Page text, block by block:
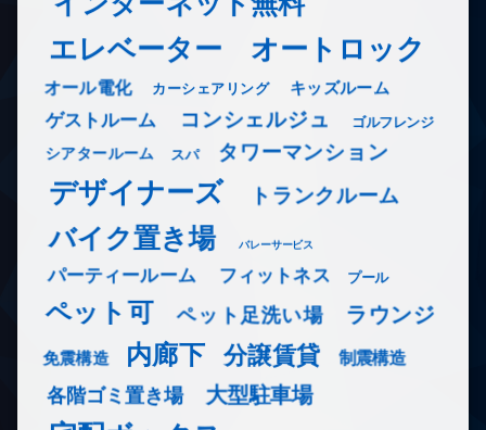
エレベーター オートロック
オール電化 カーシェアリング キッズルーム
ゲストルーム コンシェルジュ ゴルフレンジ
シアタールーム スパ タワーマンション
デザイナーズ トランクルーム
バイク置き場 バレーサービス
パーティールーム フィットネス プール
ペット可 ペット足洗い場 ラウンジ
免震構造 内廊下 分譲賃貸 制震構造
各階ゴミ置き場 大型駐車場